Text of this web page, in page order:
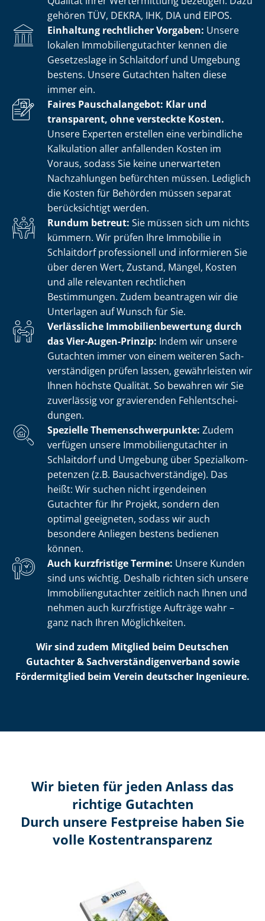
gehören TÜV, DEKRA, IHK, DIA und EIPOS.
Einhaltung rechtlicher Vorgaben: Unsere
lokalen Im­mo­bi­li­en­gut­ach­ter kennen die
Gesetzeslage in Schlaitdorf und Umgebung
bestens. Unsere Gutachten halten diese
immer ein.
Faires Pauschalangebot: Klar und
transparent, ohne versteckte Kosten.
Unsere Experten erstellen eine verbindliche
Kalkulation aller anfallenden Kosten im
Voraus, sodass Sie keine unerwarteten
Nachzahlungen befürchten müssen. Lediglich
die Kosten für Behörden müssen separat
berücksichtigt werden.
Rundum betreut: Sie müssen sich um nichts
kümmern. Wir prüfen Ihre Immobilie in
Schlaitdorf professionell und informieren Sie
über deren Wert, Zustand, Mängel, Kosten
und alle relevanten rechtlichen
Bestimmungen. Zudem beantragen wir die
Unterlagen auf Wunsch für Sie.
Verlässliche Im­mo­bi­li­en­be­wer­tung durch
das Vier-Augen-Prinzip: Indem wir unsere
Gutachten immer von einem weiteren Sach­
ver­stän­di­gen prüfen lassen, gewährleisten wir
Ihnen höchste Qualität. So bewahren wir Sie
zuverlässig vor gravierenden Fehl­ent­schei­
dun­gen.
Spezielle The­men­schwer­punk­te: Zudem
verfügen unsere Im­mo­bi­li­en­gut­ach­ter in
Schlaitdorf und Umgebung über Spe­zi­al­kom­
pe­ten­zen (z.B. Bau­sach­ver­stän­di­ge). Das
heißt: Wir suchen nicht irgendeinen
Gutachter für Ihr Projekt, sondern den
optimal geeigneten, sodass wir auch
besondere Anliegen bestens bedienen
können.
Auch kurzfristige Termine: Unsere Kunden
sind uns wichtig. Deshalb richten sich unsere
Im­mo­bi­li­en­gut­ach­ter zeitlich nach Ihnen und
nehmen auch kurzfristige Aufträge wahr –
ganz nach Ihren Möglichkeiten.
Wir sind zudem Mitglied beim Deutschen
Gutachter & Sach­ver­stän­di­gen­ver­band sowie
Fördermitglied beim Verein deutscher Ingenieure.
Wir bieten für jeden Anlass das
richtige Gutachten
Durch unsere Festpreise haben Sie
volle Kosten­transparenz